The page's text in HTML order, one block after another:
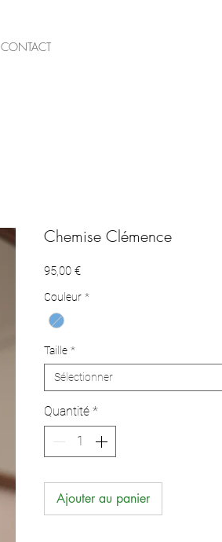
CONTACT
Chemise Clémence
95,00 €Prix
Couleur *
Taille *
Sélectionner
Quantité *
Ajouter au panier